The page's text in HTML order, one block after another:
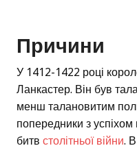
Причини
У 1412-1422 році
Ланкастер. Він був
менш талановитим
попередники з
битв столітньої війни.